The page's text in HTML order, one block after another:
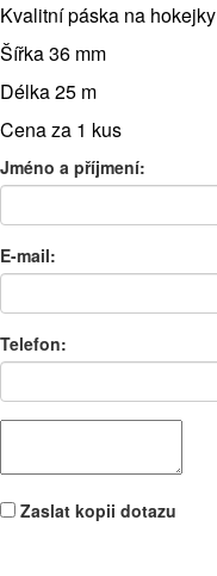
Kvalitní páska na hokejky
Šířka 36 mm
Délka 25 m
Cena za 1 kus
Jméno a příjmení:
E-mail:
Telefon:
Zaslat kopii dotazu